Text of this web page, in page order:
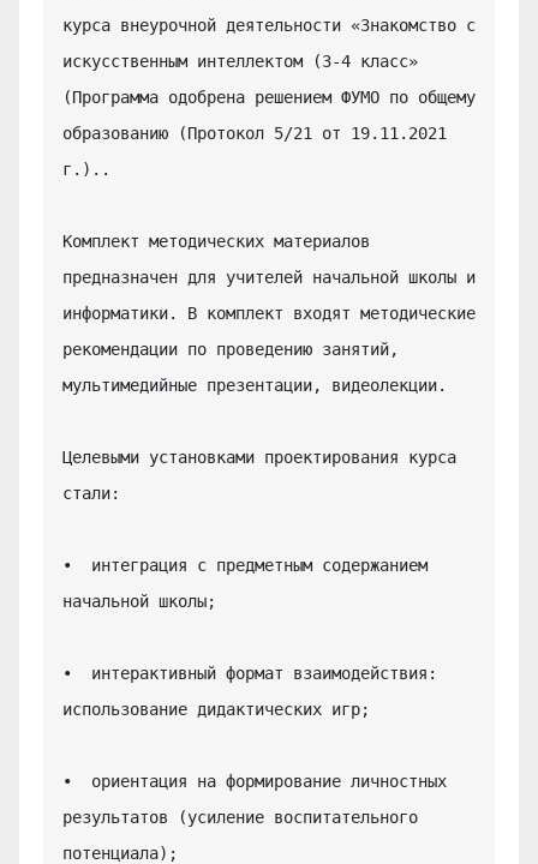
курса внеурочной деятельности «Знакомство с
искусственным интеллектом (3-4 класс»
(Программа одобрена решением ФУМО по общему
образованию (Протокол 5/21 от 19.11.2021
г.)..
Комплект методических материалов
предназначен для учителей начальной школы и
информатики. В комплект входят методические
рекомендации по проведению занятий,
мультимедийные презентации, видеолекции.
Целевыми установками проектирования курса
стали:
•  интеграция с предметным содержанием
начальной школы;
•  интерактивный формат взаимодействия:
использование дидактических игр;
•  ориентация на формирование личностных
результатов (усиление воспитательного
потенциала);